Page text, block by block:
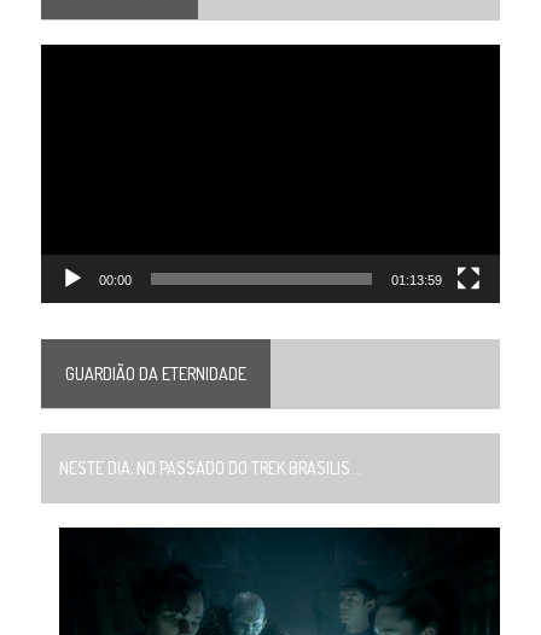
00:00 01:13:59
GUARDIÃO DA ETERNIDADE
NESTE DIA, NO PASSADO DO TREK BRASILIS...